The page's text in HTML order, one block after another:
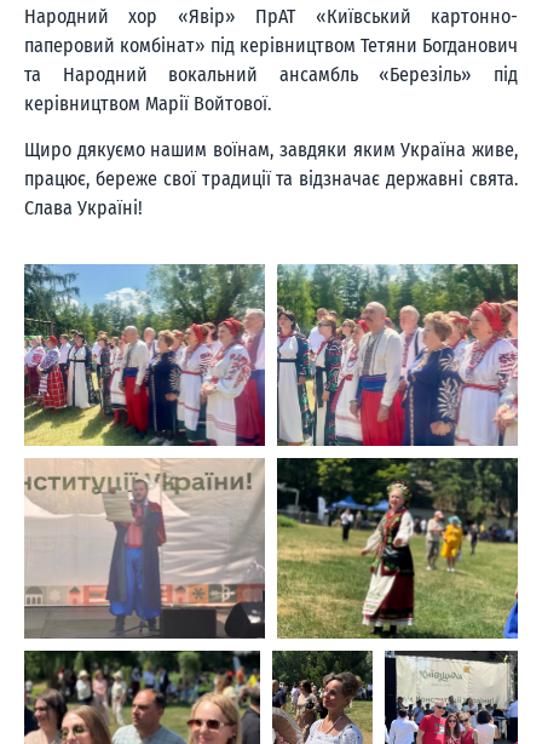
Народний хор «Явір» ПрАТ «Київський картонно-
паперовий комбінат» під керівництвом Тетяни Богданович
та Народний вокальний ансамбль «Березіль» під
керівництвом Марії Войтової.
Щиро дякуємо нашим воїнам, завдяки яким Україна живе,
працює, береже свої традиції та відзначає державні свята.
Слава Україні!